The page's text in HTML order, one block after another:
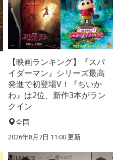
【映画ランキング】『スパ
イダーマン』シリーズ最高
発進で初登場V！『ちいか
わ』は2位、新作3本がラン
クイン
全国
2026年8月7日 11:00更新